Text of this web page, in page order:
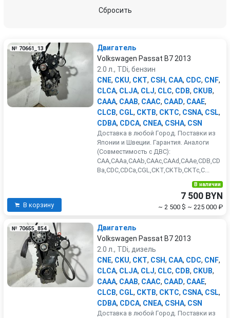
Сбросить
№ 70661_13
Двигатель
Volkswagen Passat B7 2013
2.0 л., TDi, бензин
CNE, CKU, CKT, CSH, CAA, CDC, CNF,
CLCA, CLJA, CLJ, CLC, CDB, CKUB,
CAAA, CAAB, CAAC, CAAD, CAAE,
CLCB, CGL, CKTB, CKTC, CSNA, CSL,
CDBA, CDCA, CNEA, CSHA, CSN
Доставка в любой Город. Поставки из
Японии и Швеции. Гарантия. Аналоги
(Совместимость с ДВС):
CAA,CAAa,CAAb,CAAc,CAAd,CAAe,CDB,CD
Ba,CDC,CDCa,CGL,CKT,CKTb,CKTc,C...
В корзину
В наличии
7 500 BYN
~ 2 500 $ ~ 225 000 ₽
№ 70655_854
Двигатель
Volkswagen Passat B7 2013
2.0 л., TDi, дизель
CNE, CKU, CKT, CSH, CAA, CDC, CNF,
CLCA, CLJA, CLJ, CLC, CDB, CKUB,
CAAA, CAAB, CAAC, CAAD, CAAE,
CLCB, CGL, CKTB, CKTC, CSNA, CSL,
CDBA, CDCA, CNEA, CSHA, CSN
Доставка в любой Город. Поставки из